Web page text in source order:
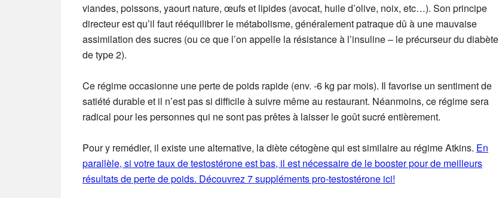
viandes, poissons, yaourt nature, œufs et lipides (avocat, huile d’olive, noix, etc…). Son principe
directeur est qu’il faut rééquilibrer le métabolisme, généralement patraque dû à une mauvaise
assimilation des sucres (ou ce que l’on appelle la résistance à l’insuline – le précurseur du diabète
de type 2).
Ce régime occasionne une perte de poids rapide (env. -6 kg par mois). Il favorise un sentiment de
satiété durable et il n’est pas si difficile à suivre même au restaurant. Néanmoins, ce régime sera
radical pour les personnes qui ne sont pas prêtes à laisser le goût sucré entièrement.
Pour y remédier, il existe une alternative, la diète cétogène qui est similaire au régime Atkins. En
parallèle, si votre taux de testostérone est bas, il est nécessaire de le booster pour de meilleurs
résultats de perte de poids. Découvrez 7 suppléments pro-testostérone ici!